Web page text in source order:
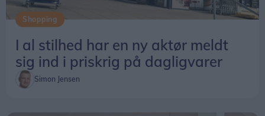
Shopping
I al stilhed har en ny aktør meldt
sig ind i priskrig på dagligvarer
Simon Jensen